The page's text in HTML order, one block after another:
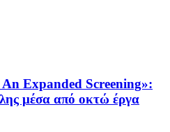
Expanded Screening»:
μέσα από οκτώ έργα